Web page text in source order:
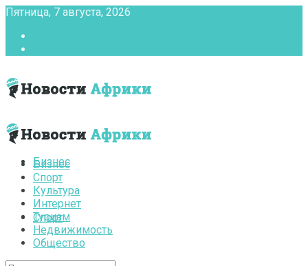
Пятница, 7 августа, 2026
Бизнес
Спорт
Бизнес
Спорт
Культура
Интернет
Туризм
Недвижимость
Общество